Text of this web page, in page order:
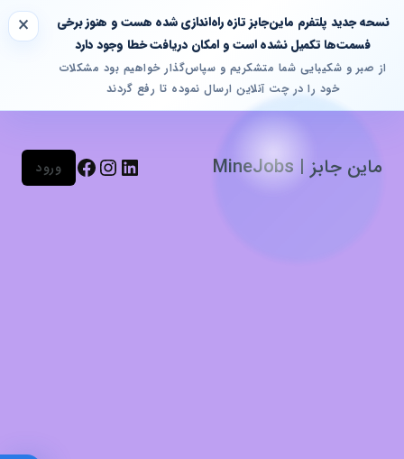
نسحه جدید پلتفرم ماین‌جابز تازه راه‌اندازی شده هست و هنوز برخی
فسمت‌ها تکمیل نشده است و امکان دریافت خطا وجود دارد
از صبر و شکیبایی شما متشکریم و سپاس‌گذار خواهیم بود مشکلات
خود را در چت آنلاین ارسال نموده تا رفع گردند
×
ماین جابز | MineJobs لینکداین
اینستاگرم
فیس‌بوک
ورود
پشتیبانی آنلاین
آماده پاسخگویی به سوالات شما هستیم!
برای ادامه لطفا مشخصات خود را وارد کنید
1 از 3